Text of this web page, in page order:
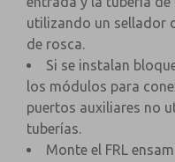
utilizando un sellador
de rosca.
Si se instalan
los módulos para
puertos auxiliares no
tuberías.
Monte el FRL